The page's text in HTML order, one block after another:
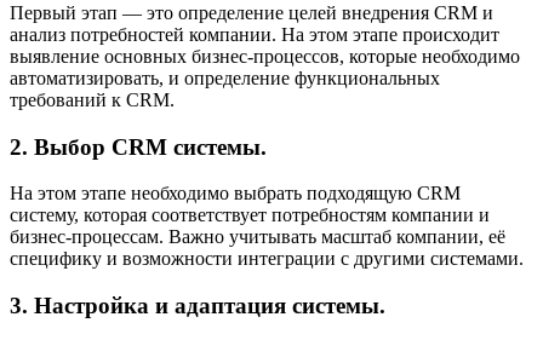
Первый этап — это определение целей внедрения CRM и
анализ потребностей компании. На этом этапе происходит
выявление основных бизнес-процессов, которые необходимо
автоматизировать, и определение функциональных
требований к CRM.
2. Выбор CRM системы.
На этом этапе необходимо выбрать подходящую CRM
систему, которая соответствует потребностям компании и
бизнес-процессам. Важно учитывать масштаб компании, её
специфику и возможности интеграции с другими системами.
3. Настройка и адаптация системы.